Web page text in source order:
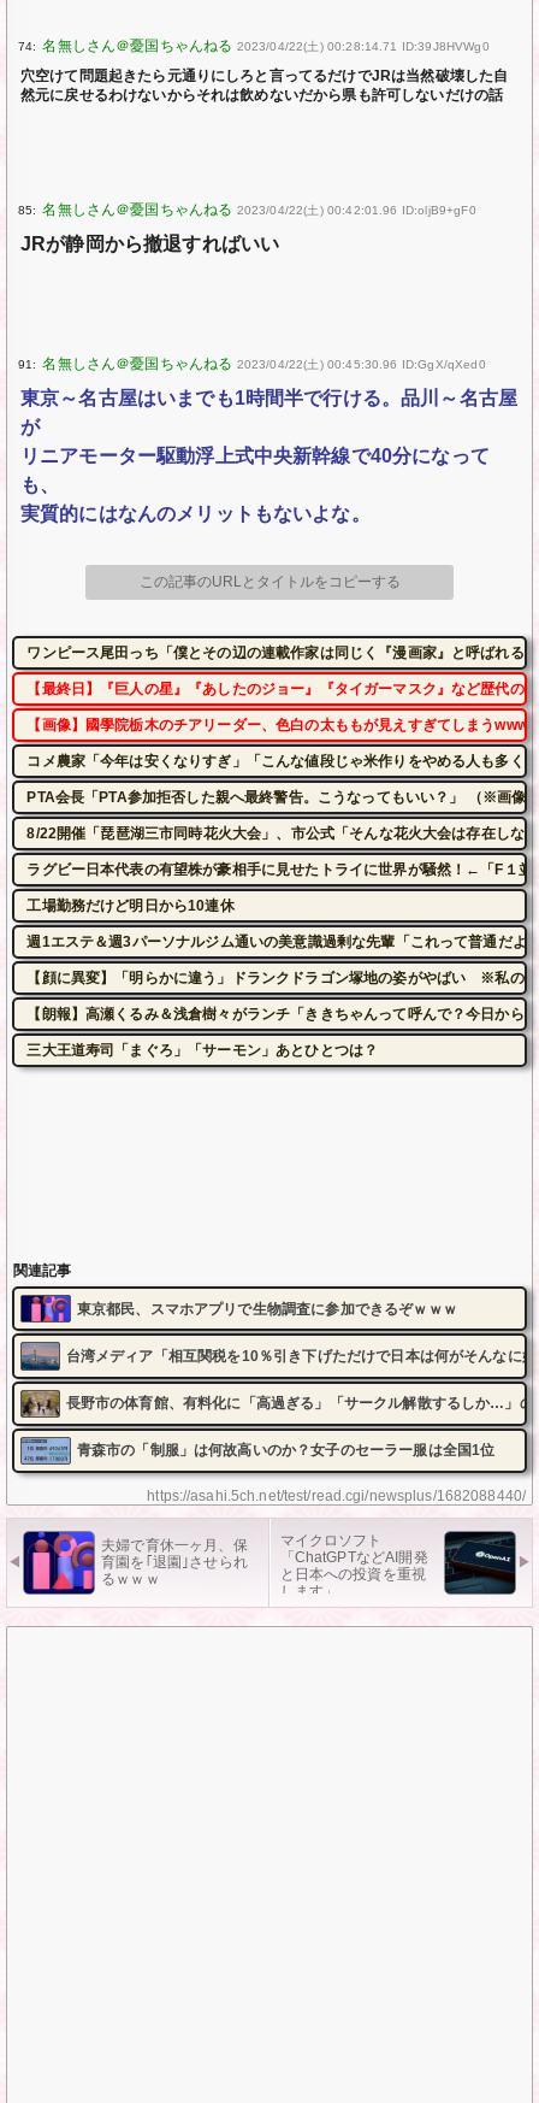
74: 2023/04/22(土) 00:28:14.71 ID:39J8HVWg0
穴空けて問題起きたら元通りにしろと言ってるだけでJRは当然破壊した自
然元に戻せるわけないからそれは飲めないだから県も許可しないだけの話
85: 2023/04/22(土) 00:42:01.96 ID:oljB9+gF0
JRが静岡から撤退すればいい
91: 2023/04/22(土) 00:45:30.96 ID:GgX/qXed0
東京～名古屋はいまでも1時間半で行ける。品川～名古屋
が
リニアモーター駆動浮上式中央新幹線で40分になって
も、
実質的にはなんのメリットもないよな。
https://asahi.5ch.net/test/read.cgi/newsplus/1682088440/
この記事のURLとタイトルをコピーする
ワンピース尾田っち「僕とその辺の連載作家は同じく『漫画家』と呼ばれる
【最終日】『巨人の星』『あしたのジョー』『タイガーマスク』など歴代
【画像】國學院栃木のチアリーダー、色白の太ももが見えすぎてしまうwww
コメ農家「今年は安くなりすぎ」「こんな値段じゃ米作りをやめる人も多く
PTA会長「PTA参加拒否した親へ最終警告。こうなってもいい？」 （※画像
8/22開催「琵琶湖三市同時花火大会」、市公式「そんな花火大会は存在しな
ラグビー日本代表の有望株が豪相手に見せたトライに世界が騒然！←「F１並
工場勤務だけど明日から10連休
週1エステ＆週3パーソナルジム通いの美意識過剰な先輩「これって普通だ
【顔に異変】「明らかに違う」ドランクドラゴン塚地の姿がやばい ※私の
【朗報】高瀬くるみ＆浅倉樹々がランチ「ききちゃんって呼んで？今日から
三大王道寿司「まぐろ」「サーモン」あとひとつは？
関連記事
東京都民、スマホアプリで生物調査に参加できるぞｗｗｗ
台湾メディア「相互関税を10％引き下げただけで日本は何がそんなに
長野市の体育館、有料化に「高過ぎる」「サークル解散するしか…」の
青森市の「制服」は何故高いのか？女子のセーラー服は全国1位
夫婦で育休一ヶ月、保
育園を｢退園｣させられ
るｗｗｗ
マイクロソフト
「ChatGPTなどAI開発
と日本への投資を重視
します」